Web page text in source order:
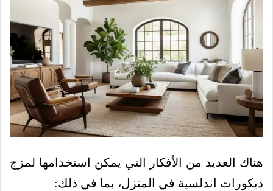
هناك العديد من الأفكار التي يمكن استخدامها لمزج
ديكورات اندلسية في المنزل، بما في ذلك: